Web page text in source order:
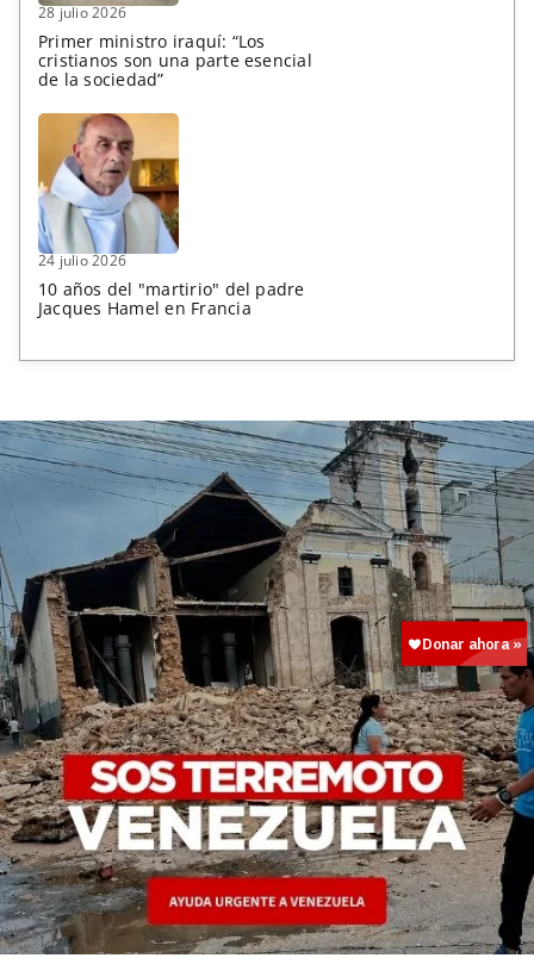
28 julio 2026
Primer ministro iraquí: “Los
cristianos son una parte esencial
de la sociedad”
24 julio 2026
10 años del "martirio" del padre
Jacques Hamel en Francia